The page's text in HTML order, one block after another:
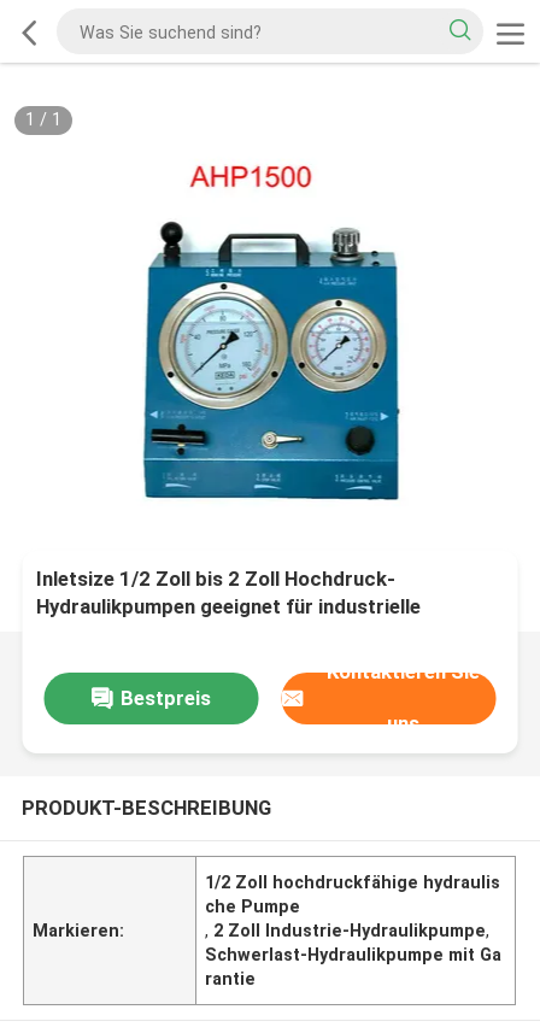
1 / 1
Inletsize 1/2 Zoll bis 2 Zoll Hochdruck-
Hydraulikpumpen geeignet für industrielle
Bestpreis
Kontaktieren Sie
uns
PRODUKT-BESCHREIBUNG
Markieren:
1/2 Zoll hochdruckfähige hydraulis
che Pumpe
, 2 Zoll Industrie-Hydraulikpumpe,
Schwerlast-Hydraulikpumpe mit Ga
rantie